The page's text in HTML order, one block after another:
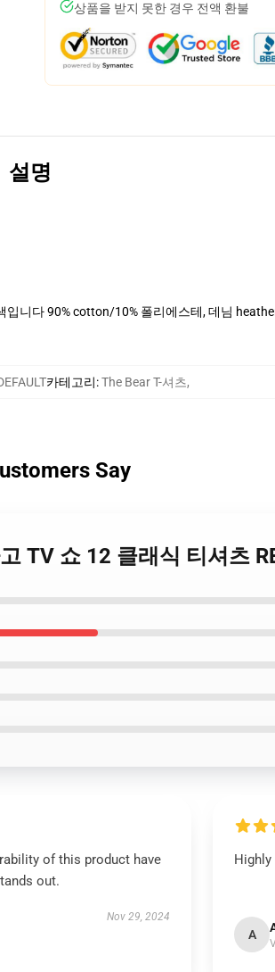
상품을 받지 못한 경우 전액 환불
설명
니다 90% cotton/10% 폴리에스테, 데님
카테고리:The Bear T-셔츠,
Say
TV 쇼 12 클래식 티셔츠
of this product have
out.
Nov 29, 2024
A